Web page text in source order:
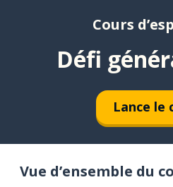
Cours
Défi
Lance le
Vue d’ensemble du